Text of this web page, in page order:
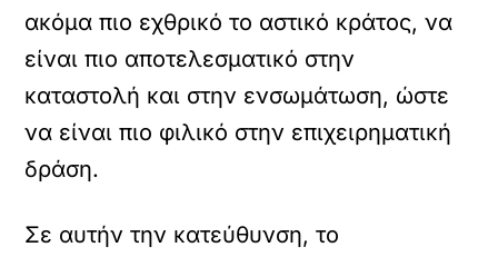
ακόμα πιο εχθρικό το αστικό κράτος, να
είναι πιο αποτελεσματικό στην
καταστολή και στην ενσωμάτωση, ώστε
να είναι πιο φιλικό στην επιχειρηματική
δράση.
Σε αυτήν την κατεύθυνση, το